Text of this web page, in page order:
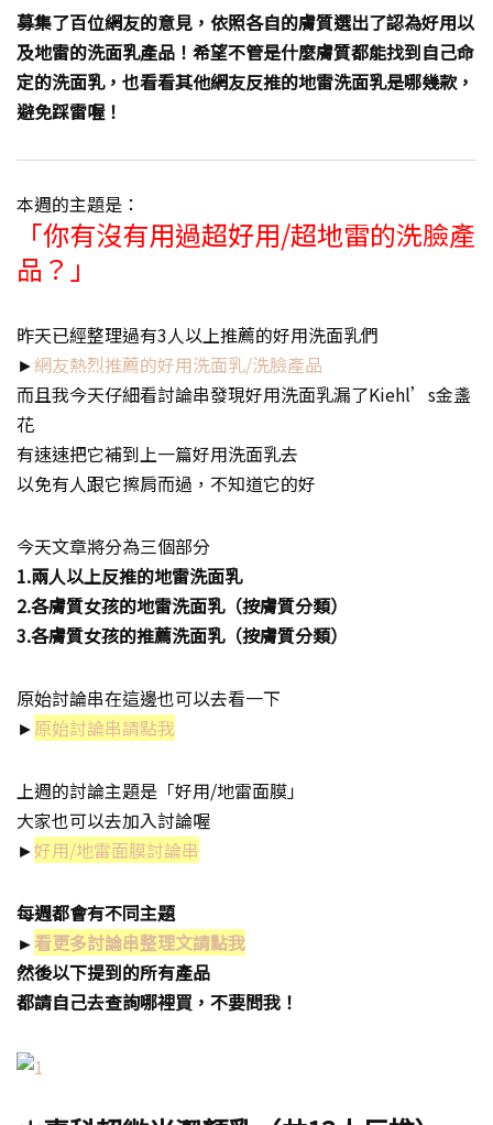
募集了百位網友的意見，依照各自的膚質選出了認為好用以
及地雷的洗面乳產品！希望不管是什麼膚質都能找到自己命
定的洗面乳，也看看其他網友反推的地雷洗面乳是哪幾款，
避免踩雷喔！
本週的主題是：
「你有沒有用過超好用/超地雷的洗臉產
品？」
昨天已經整理過有3人以上推薦的好用洗面乳們
►網友熱烈推薦的好用洗面乳/洗臉產品
而且我今天仔細看討論串發現好用洗面乳漏了Kiehl’s金盞
花
有速速把它補到上一篇好用洗面乳去
以免有人跟它擦肩而過，不知道它的好
今天文章將分為三個部分
1.兩人以上反推的地雷洗面乳
2.各膚質女孩的地雷洗面乳（按膚質分類）
3.各膚質女孩的推薦洗面乳（按膚質分類）
原始討論串在這邊也可以去看一下
►原始討論串請點我
上週的討論主題是「好用/地雷面膜」
大家也可以去加入討論喔
►好用/地雷面膜討論串
每週都會有不同主題
►看更多討論串整理文請點我
然後以下提到的所有產品
都請自己去查詢哪裡買，不要問我！